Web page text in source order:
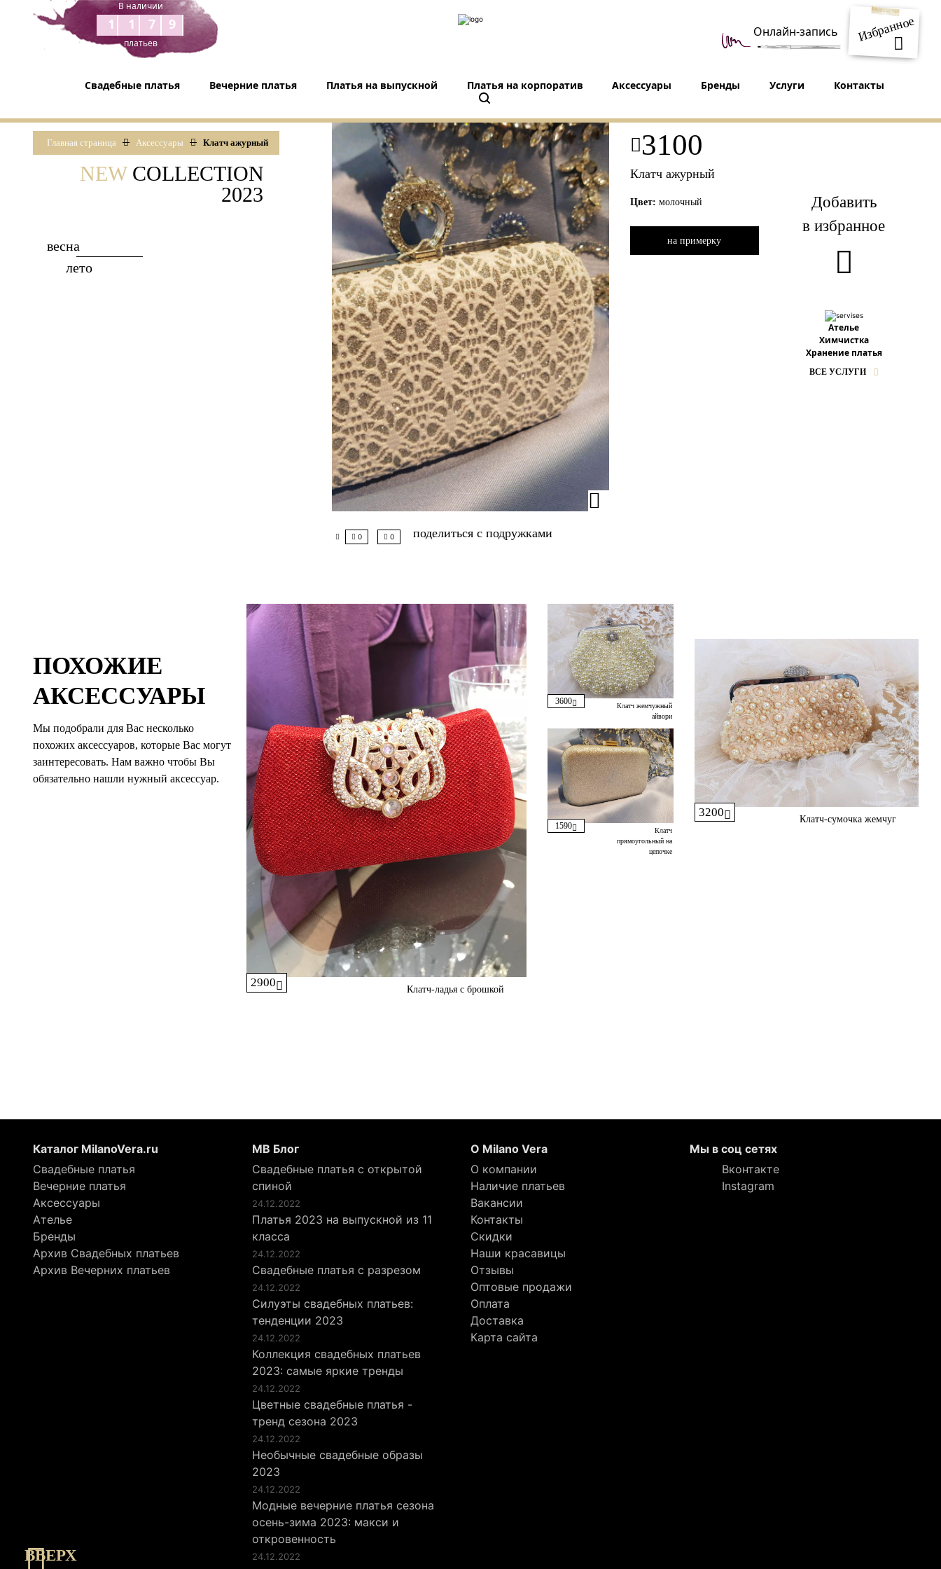
В наличии
1179
платьев Избранное
Онлайн-запись
Свадебные платья Вечерние платья Платья на выпускной Платья на корпоратив Аксессуары Бренды Услуги Контакты
Главная страница Аксессуары Клатч ажурный
NEWCOLLECTION
2023
весна
лето
0 0 поделиться с подружками
Добавить
в избранное
Ателье
Химчистка
Хранение платья
ВСЕ УСЛУГИ
3100
Клатч ажурный
Цвет:молочный
на примерку
ПОХОЖИЕ
АКСЕССУАРЫ
Мы подобрали для Вас несколько
похожих аксессуаров, которые Вас могут
заинтересовать. Нам важно чтобы Вы
обязательно нашли нужный аксессуар.
2900
Клатч-ладья с брошкой
3600
Клатч жемчужный
айвори
1590
Клатч
прямоугольный на
цепочке
3200
Клатч-сумочка жемчуг
Каталог MilanoVera.ru
Свадебные платья
Вечерние платья
Аксессуары
Ателье
Бренды
Архив Свадебных платьев
Архив Вечерних платьев
МВ Блог
Свадебные платья с открытой
спиной
24.12.2022
Платья 2023 на выпускной из 11
класса
24.12.2022
Свадебные платья с разрезом
24.12.2022
Силуэты свадебных платьев:
тенденции 2023
24.12.2022
Коллекция свадебных платьев
2023: самые яркие тренды
24.12.2022
Цветные свадебные платья -
тренд сезона 2023
24.12.2022
Необычные свадебные образы
2023
24.12.2022
Модные вечерние платья сезона
осень-зима 2023: макси и
откровенность
24.12.2022
О Milano Vera
О компании
Наличие платьев
Вакансии
Контакты
Скидки
Наши красавицы
Отзывы
Оптовые продажи
Оплата
Доставка
Карта сайта
Мы в соц сетях
Вконтакте
Instagram
ВВЕРХ